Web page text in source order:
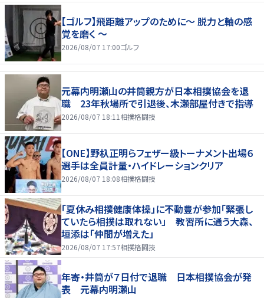
【ゴルフ】飛距離アップのために～ 脱力と軸の感
覚を磨く ～
2026/08/07 17:00ゴルフ
元幕内明瀬山の井筒親方が日本相撲協会を退
職 23年秋場所で引退後、木瀬部屋付きで指導
2026/08/07 18:11 相撲格闘技
【ONE】野杁正明らフェザー級トーナメント出場６
選手は全員計量・ハイドレーションクリア
2026/08/07 18:08相撲格闘技
「夏休み相撲健康体操」に不動豊が参加「緊張し
ていたら相撲は取れない」 教習所に通う大森、
垣添は「仲間が増えた」
2026/08/07 17:57相撲格闘技
年寄・井筒が７日付で退職 日本相撲協会が発
表 元幕内明瀬山